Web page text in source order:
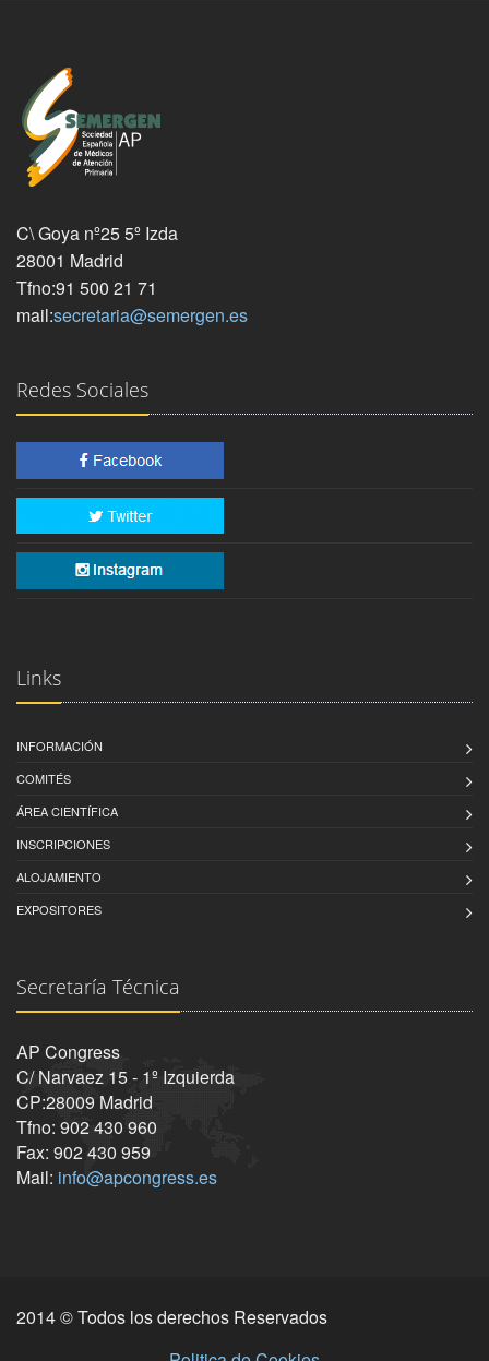
C\ Goya nº25 5º Izda
28001 Madrid
Tfno:91 500 21 71
mail:secretaria@semergen.es
Redes Sociales
Links
INFORMACIÓN
COMITÉS
ÁREA CIENTÍFICA
INSCRIPCIONES
ALOJAMIENTO
EXPOSITORES
Secretaría Técnica
AP Congress
C/ Narvaez 15 - 1º Izquierda
CP:28009 Madrid
Tfno: 902 430 960
Fax: 902 430 959
Mail: info@apcongress.es
2014 © Todos los derechos Reservados